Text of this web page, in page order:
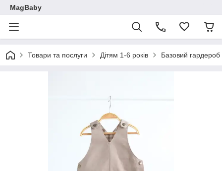
MagBaby
Товари та послуги Дітям 1-6 років Базовий гардероб